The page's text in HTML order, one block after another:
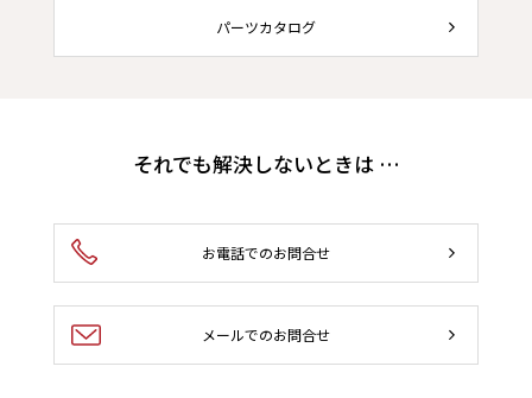
パーツカタログ
それでも解決しないときは …
お電話でのお問合せ
メールでのお問合せ